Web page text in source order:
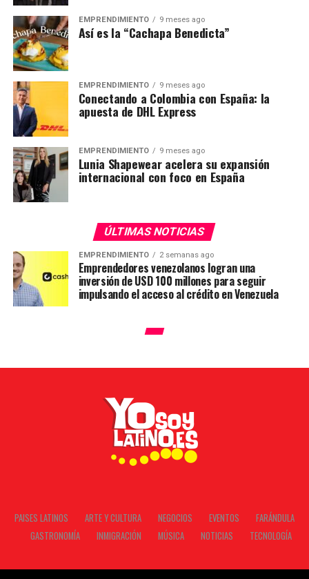
EMPRENDIMIENTO 9 meses ago
Así es la “Cachapa Benedicta”
EMPRENDIMIENTO 9 meses ago
Conectando a Colombia con España: la
apuesta de DHL Express
EMPRENDIMIENTO 9 meses ago
Lunia Shapewear acelera su expansión
internacional con foco en España
ÚLTIMAS NOTICIAS
EMPRENDIMIENTO 2 semanas ago
Emprendedores venezolanos logran una
inversión de USD 100 millones para seguir
impulsando el acceso al crédito en Venezuela
PAISES LATINOS ARTE Y CULTURA NEGOCIOS EVENTOS
FARÁNDULA
GASTRONOMÍA
INMIGRACIÓN MÚSICA NOTICIAS TECNOLOGÍA